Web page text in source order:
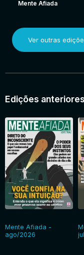
Mente Afiada
Ver outras
Edições anteriores
Mente Afiada -
ago/2026